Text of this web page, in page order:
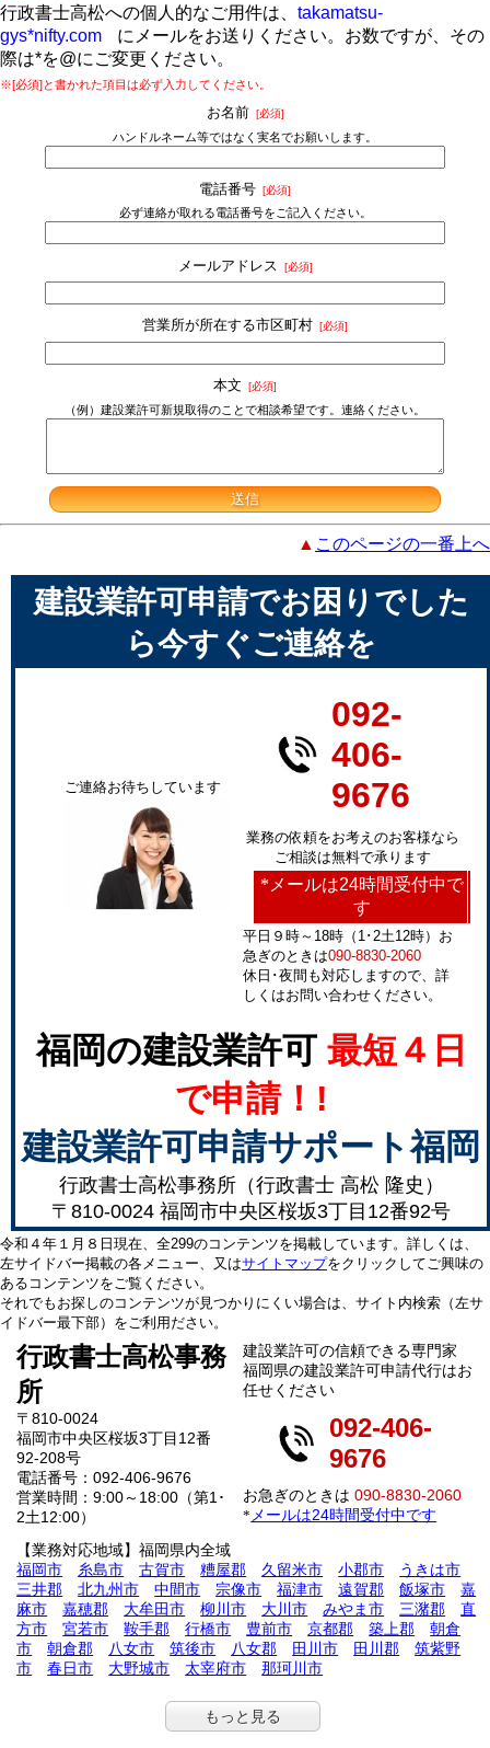
行政書士高松への個人的なご用件は、 takamatsu-
gys*nifty.com
にメールをお送りください。お数ですが、その
際は*を@にご変更ください。
※[必須]と書かれた項目は必ず入力してください。
お名前[必須]
ハンドルネーム等ではなく実名でお願いします。
電話番号 [必須]
必ず連絡が取れる電話番号をご記入ください。
メールアドレス [必須]
営業所が所在する市区町村 [必須]
本文 [必須]
（例）建設業許可新規取得のことで相談希望です。連絡ください。
▲ このページの一番上へ
建設業許可申請でお困りでした
ら今すぐご連絡を
ご連絡お待ちしています
092-
406-
9676
業務の依頼をお考えのお客様なら
ご相談は無料で承ります
* メールは24時間受付中で
す
平日９時～18時（1･2土12時）お
急ぎのときは090-8830-2060
休日･夜間も対応しますので、詳
しくはお問い合わせください。
福岡の建設業許可 最短４日
で申請！!
建設業許可申請サポート福岡
行政書士高松事務所（行政書士 高松 隆史）
〒810-0024 福岡市中央区桜坂3丁目12番92号
令和４年１月８日現在、全299のコンテンツを掲載しています。詳しくは、
左サイドバー掲載の各メニュー、又はサイトマップをクリックしてご興味の
あるコンテンツをご覧ください。
それでもお探しのコンテンツが見つかりにくい場合は、サイト内検索（左サ
イドバー最下部）をご利用ださい。
行政書士高松事務
所
〒810-0024
福岡市中央区桜坂3丁目12番
92-208号
電話番号：092-406-9676
営業時間：9:00～18:00（第1･
2土12:00）
建設業許可の信頼できる専門家
福岡県の建設業許可申請代行はお
任せください
092-406-
9676
お急ぎのときは090-8830-2060
* メールは24時間受付中です
【業務対応地域】福岡県内全域
福岡市
糸島市 古賀市 糟屋郡 久留米市 小郡市
うきは市
三井郡
北九州市 中間市 宗像市 福津市 遠賀郡 飯塚市
嘉
麻市
嘉穂郡 大牟田市 柳川市 大川市 みやま市 三潴郡
直
方市
宮若市 鞍手郡 行橋市 豊前市 京都郡 築上郡
朝倉
市
朝倉郡 八女市 筑後市 八女郡 田川市 田川郡
筑紫野
市
春日市 大野城市 太宰府市 那珂川市
もっと見る